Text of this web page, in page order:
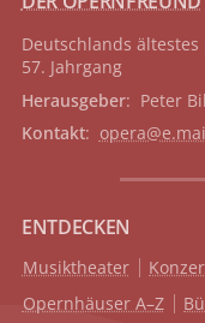
Deutschlands ältestes
57. Jahrgang
Herausgeber: Peter
Kontakt:
ENTDECKEN
Musiktheater
Opernhäuser A–Z